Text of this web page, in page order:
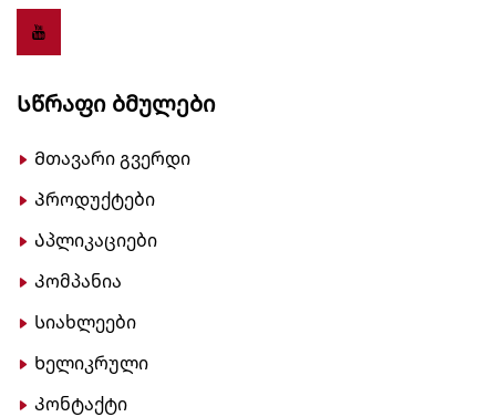
Სწრაფი Ბმულები
Მთავარი გვერდი
Პროდუქტები
Აპლიკაციები
Კომპანია
Სიახლეები
Ხელიკრული
Კონტაქტი